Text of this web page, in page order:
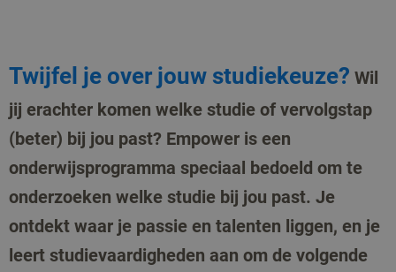
Twijfel je over jouw studiekeuze? Wil
jij erachter komen welke studie of vervolgstap
(beter) bij jou past? Empower is een
onderwijsprogramma speciaal bedoeld om te
onderzoeken welke studie bij jou past. Je
ontdekt waar je passie en talenten liggen, en je
leert studievaardigheden aan om de volgende